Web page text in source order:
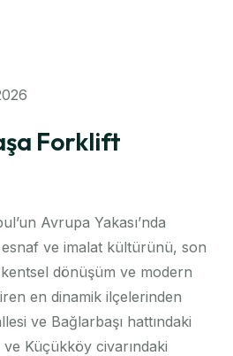
Forklift
Avrupa Yakası’nda
ve imalat kültürünü, son
dönüşüm ve modern
en dinamik ilçelerinden
ve Bağlarbaşı hattındaki
Küçükköy civarındaki